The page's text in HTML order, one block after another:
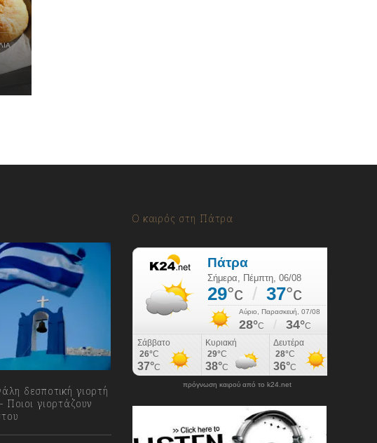
δεσποτική γιορτή
γιορτάζουν
Ο καιρός στη Πάτρα
πρόγνωση καιρού από το k24.net